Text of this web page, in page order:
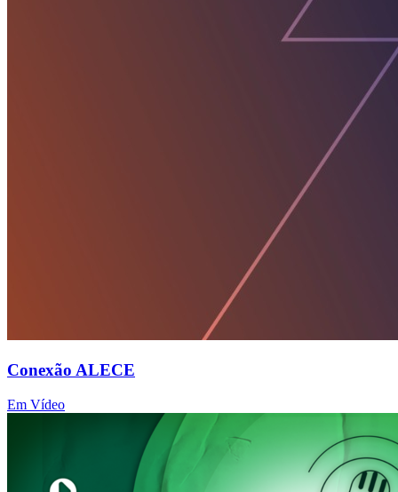
Conexão ALECE
Em Vídeo